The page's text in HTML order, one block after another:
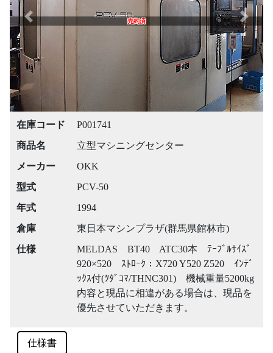
売約済
Previous Next
在庫コード
P001741
商品名
立型マシニングセンター
メーカー
OKK
型式
PCV-50
年式
1994
倉庫
東日本マシンプラザ(群馬県館林市)
仕様
MELDAS BT40 ATC30本 ﾃｰﾌﾞﾙｻｲｽﾞ
920×520 ｽﾄﾛｰｸ：X720 Y520 Z520 ｲﾝﾃﾞ
ｯｸｽ付(ﾂﾀﾞｺﾏ/THNC301) 機械重量5200kg
内容と現品に相違がある場合は、現品を
優先させていただきます。
仕様書